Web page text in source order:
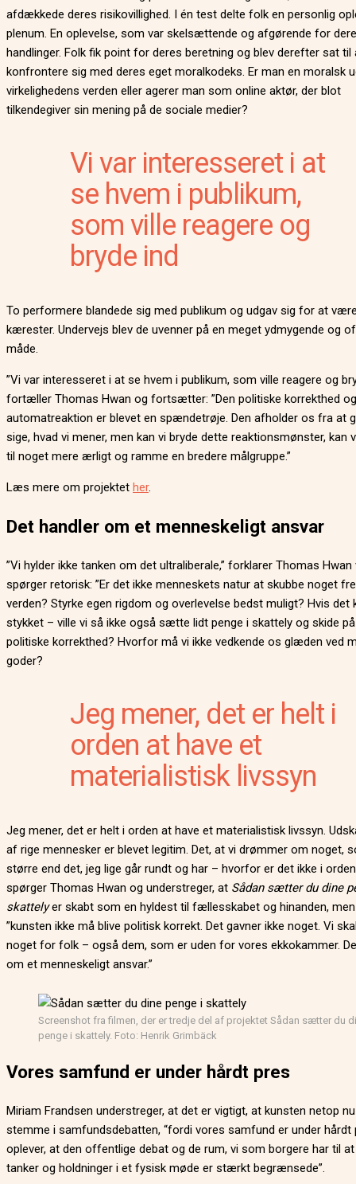
afdækkede deres risikovillighed. I én test delte folk en personlig
plenum. En oplevelse, som var skelsættende og afgørende for
handlinger. Folk fik point for deres beretning og blev derefter sat til
konfrontere sig med deres eget moralkodeks. Er man en moralsk
virkelighedens verden eller agerer man som online aktør, der blot
tilkendegiver sin mening på de sociale medier?
Vi var interesseret i at
se hvem i publikum,
som ville reagere og
bryde ind
To performere blandede sig med publikum og udgav sig for at
kærester. Undervejs blev de uvenner på en meget ydmygende og
måde.
”Vi var interesseret i at se hvem i publikum, som ville reagere og
fortæller Thomas Hwan og fortsætter: ”Den politiske korrekthed og
automatreaktion er blevet en spændetrøje. Den afholder os fra at
sige, hvad vi mener, men kan vi bryde dette reaktionsmønster, kan
til noget mere ærligt og ramme en bredere målgruppe.”
Læs mere om projektet her.
Det handler om et menneskeligt ansvar
”Vi hylder ikke tanken om det ultraliberale,” forklarer Thomas Hwan
spørger retorisk: ”Er det ikke menneskets natur at skubbe noget
verden? Styrke egen rigdom og overlevelse bedst muligt? Hvis det
stykket – ville vi så ikke også sætte lidt penge i skattely og skide
politiske korrekthed? Hvorfor må vi ikke vedkende os glæden ved
goder?
Jeg mener, det er helt i
orden at have et
materialistisk livssyn
Jeg mener, det er helt i orden at have et materialistisk livssyn.
af rige mennesker er blevet legitim. Det, at vi drømmer om noget,
større end det, jeg lige går rundt og har – hvorfor er det ikke i
spørger Thomas Hwan og understreger, at Sådan sætter du dine
skattelyer skabt som en hyldest til fællesskabet og hinanden,
”kunsten ikke må blive politisk korrekt. Det gavner ikke noget. Vi
noget for folk – også dem, som er uden for vores ekkokammer.
om et menneskeligt ansvar.”
Screenshot fra filmen, der er tredje del af projektet Sådan sætter du
penge i skattely. Foto: Henrik Grimbäck
Vores samfund er under hårdt pres
Miriam Frandsen understreger, at det er vigtigt, at kunsten netop
stemme i samfundsdebatten, “fordi vores samfund er under hårdt
oplever, at den offentlige debat og de rum, vi som borgere har til
tanker og holdninger i et fysisk møde er stærkt begrænsede”.